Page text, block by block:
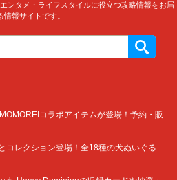
ンタメ・ライフスタイルに役立つ攻略情報をお届
情報サイトです。
コラボアイテムが登場！予約・販
コレクション登場！全18種の犬ぬいぐる